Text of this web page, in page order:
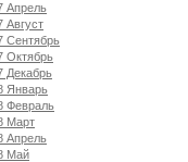
Апрель
Август
Сентябрь
Октябрь
Декабрь
Январь
Февраль
Март
Апрель
Май